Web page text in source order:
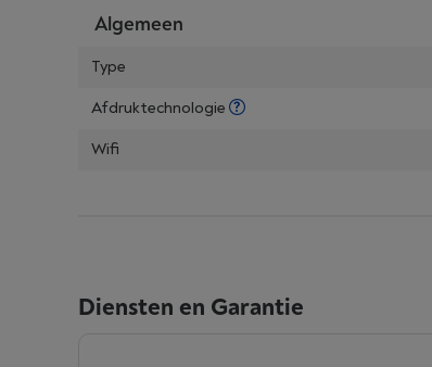
Algemeen
Type
Afdruktechnologie
Wifi
Diensten en Garantie